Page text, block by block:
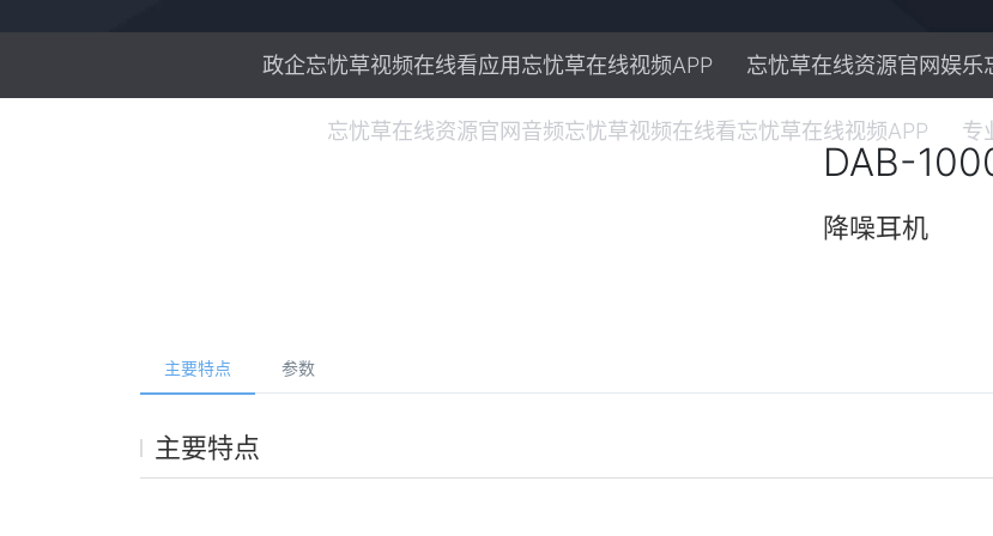
政企忘忧草视频在线看应用忘忧草在线视频APP 忘忧草在线资源官网娱
忘忧草在线资源官网音频忘忧草视频在线看忘忧草在线视频APP 专
DAB-
降噪耳机
主要特点 参数
主要特点